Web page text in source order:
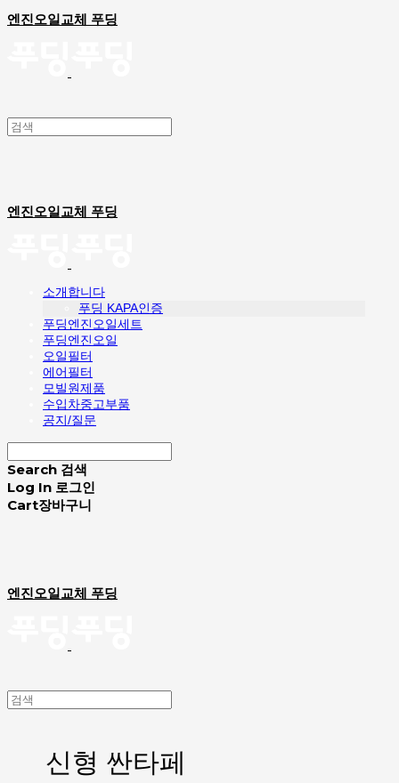
엔진오일교체 푸딩
엔진오일교체 푸딩
소개합니다
푸딩 KAPA인증
푸딩엔진오일세트
푸딩엔진오일
오일필터
에어필터
모빌원제품
수입차중고부품
공지/질문
Search 검색
Log In 로그인
Cart장바구니
엔진오일교체 푸딩
신형 싼타페